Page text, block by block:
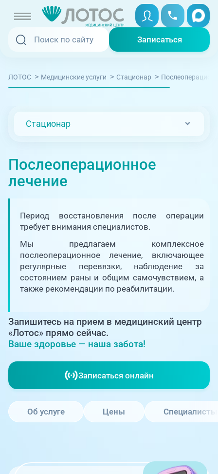
Записаться
Записаться
Услуги и цены
Отзывы
О клинике
Блог врачей
Новости
PreventAGE
+7 (351) 220-00-03
Записаться онлайн
Вызвать скорую
Медицина на дому
Телемедицина
Единая справочная служба,
запись на прием
+7 (351) 220-03-03
Центр амбулаторной
онкологической помощи
жителей Казахстана
ЛОТОС > Медицинские услуги > Стационар >
Стационар
Послеоперационное
лечение
Период восстановления после операции
требует внимания специалистов.
Мы предлагаем комплексное
послеоперационное лечение, включающее
регулярные перевязки, наблюдение за
состоянием раны и общим самочувствием, а
также рекомендации по реабилитации.
Запишитесь на прием в медицинский центр
«Лотос» прямо сейчас.
Ваше здоровье — наша забота!
Записаться онлайн
Об услуге Цены Специалисты